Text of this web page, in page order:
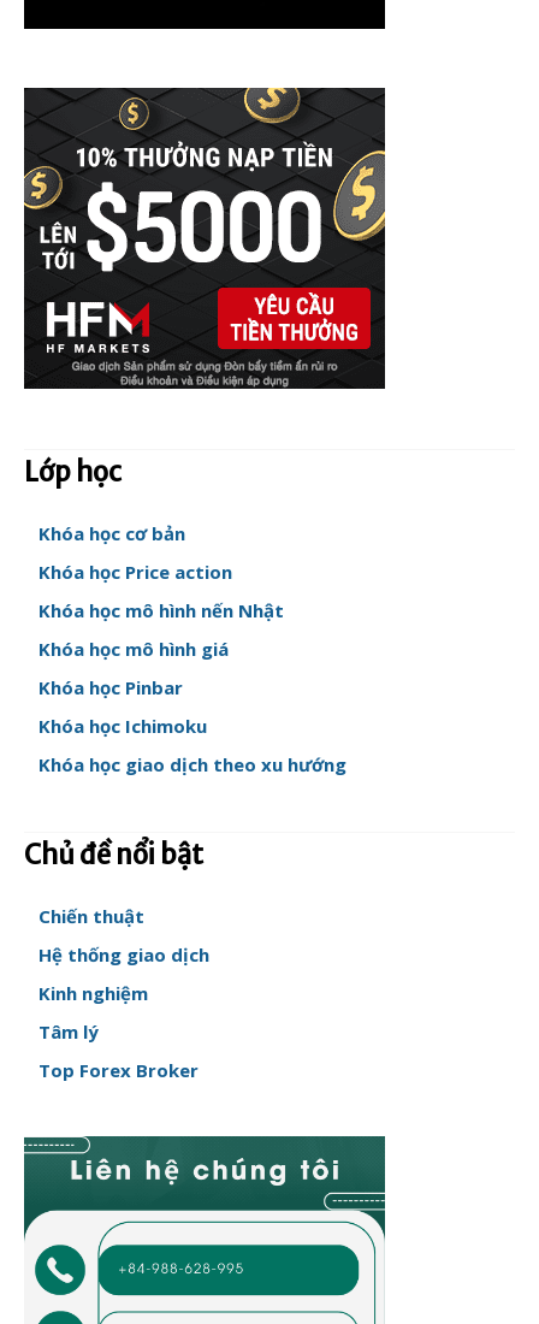
Lớp học
Khóa học cơ bản
Khóa học Price action
Khóa học mô hình nến Nhật
Khóa học mô hình giá
Khóa học Pinbar
Khóa học Ichimoku
Khóa học giao dịch theo xu hướng
Chủ đề nổi bật
Chiến thuật
Hệ thống giao dịch
Kinh nghiệm
Tâm lý
Top Forex Broker